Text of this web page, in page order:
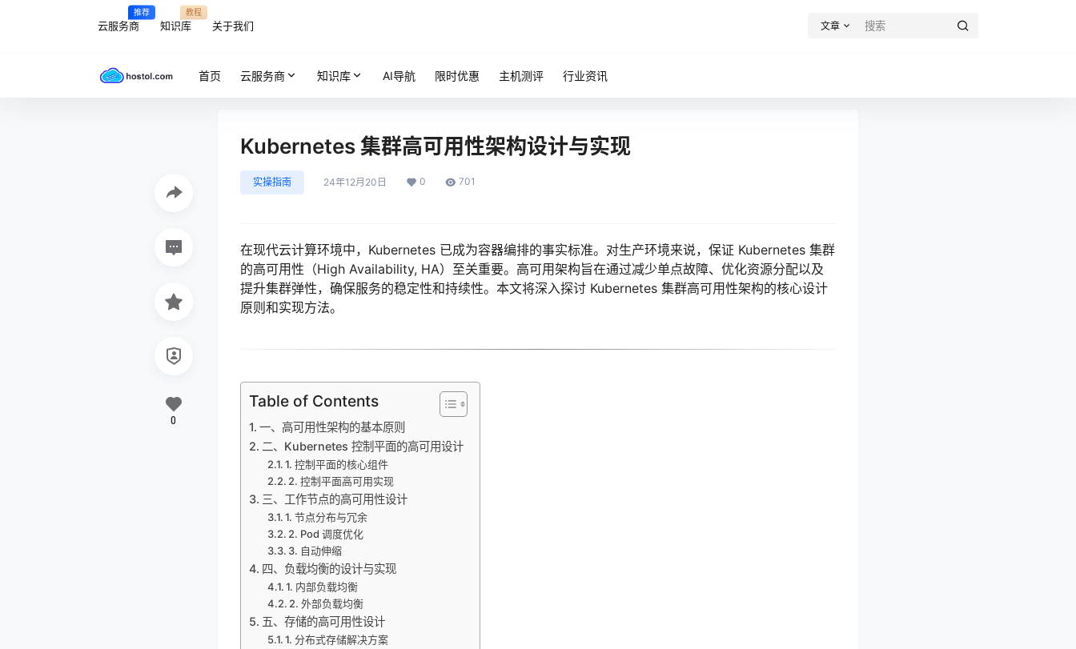
云服务商
推荐
知识库
教程
关于我们 文章
首页 云服务商 知识库 AI导航 限时优惠 主机测评 行业资讯
Kubernetes 集群高可用性架构设计与实现
实操指南 24年12月20日 0 701
在现代云计算环境中，Kubernetes 已成为容器编排的事实标准。对生产环境来说，保证 Kubernetes 集群
的高可用性（High Availability, HA）至关重要。高可用架构旨在通过减少单点故障、优化资源分配以及
提升集群弹性，确保服务的稳定性和持续性。本文将深入探讨 Kubernetes 集群高可用性架构的核心设计
原则和实现方法。
Table of Contents
一、高可用性架构的基本原则
二、Kubernetes 控制平面的高可用设计
1. 控制平面的核心组件
2. 控制平面高可用实现
三、工作节点的高可用性设计
1. 节点分布与冗余
2. Pod 调度优化
3. 自动伸缩
四、负载均衡的设计与实现
1. 内部负载均衡
2. 外部负载均衡
五、存储的高可用性设计
1. 分布式存储解决方案
0